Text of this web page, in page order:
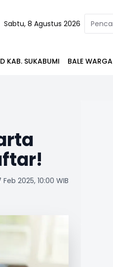
Sabtu, 8 Agustus 2026
KAB. SUKABUMI BALE WARGA
Feb 2025, 10:00 WIB